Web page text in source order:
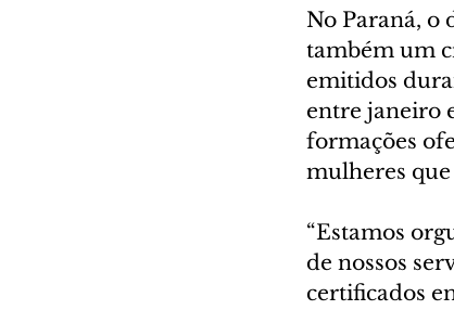
No Paraná, o
também um
emitidos
entre janeiro
formações
mulheres
“Estamos
de nossos
certificados